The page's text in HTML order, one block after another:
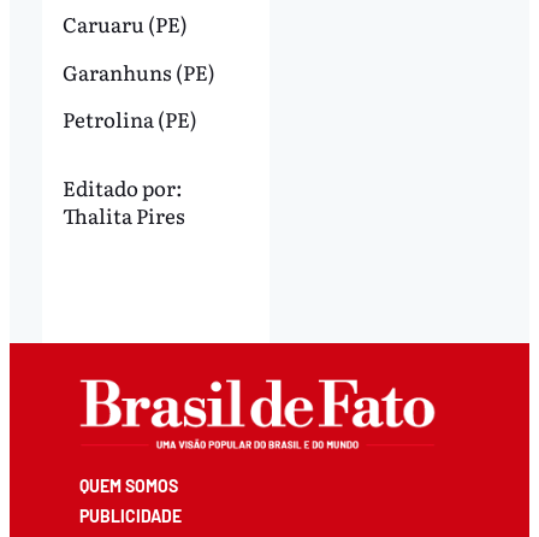
Caruaru (PE)
Garanhuns (PE)
Petrolina (PE)
Editado por:
Thalita Pires
QUEM SOMOS
PUBLICIDADE